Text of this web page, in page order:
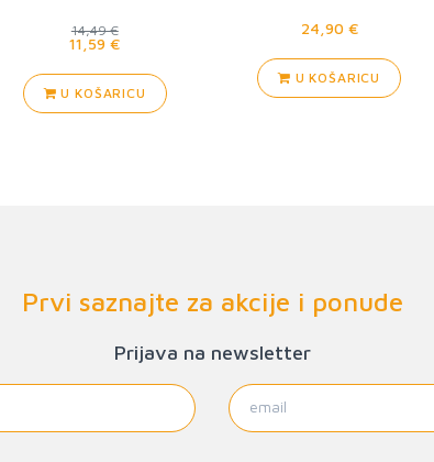
14,49 €
11,59 €
U KOŠARICU
24,90 €
U KOŠARICU
Prvi saznajte za akcije i ponude
Prijava na newsletter